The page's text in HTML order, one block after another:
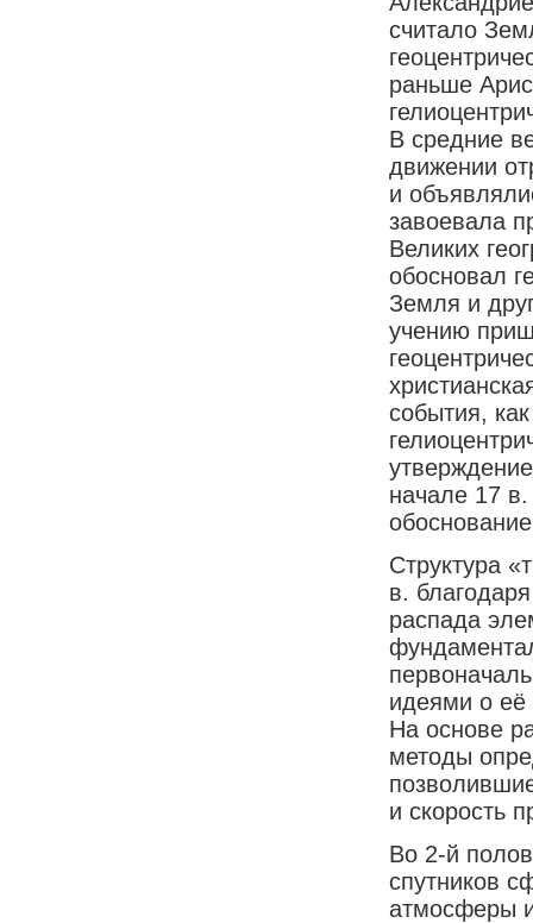
считало
раньше
В средние
движении
и
завоевала
Великих
обосновал
Земля и
учению
события,
начале 17
Структура
в.
распада
идеями о её
На основе
методы
и скорость
Во 2-й
спутников
атмосферы